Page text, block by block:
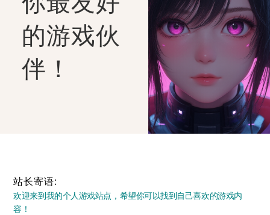
的游戏伙
伴！
站长寄语:
欢迎来到我的个人游戏站点，希望你可以找到自己喜欢的游戏内
容！